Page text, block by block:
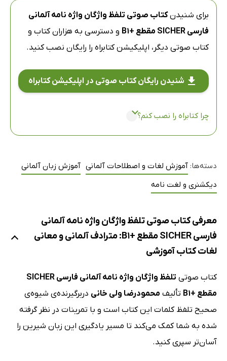
برای شنیدنکتاب صوتی تلفظ واژگان واژه‌ نامه‌ آلمانی
فارسی SICHER مقطع +B1
و دسترسی به هزاران کتاب و
کتاب صوتی دیگر، اپلیکیشن کتابراه را رایگان نصب کنید.
شنیدن رایگان کتاب صوتی در اپلیکیشن کتابراه
چرا کتابراه را نصب کنم؟
دسته‌ها: آموزش لغات و اصطلاحات آلمانی آموزش زبان آلمانی
دیکشنری و لغت نامه
معرفی کتاب صوتی تلفظ واژگان واژه‌ نامه‌ آلمانی
فارسی SICHER مقطع +B1: مترادف آلمانی و معانی
لغات کتاب آموزشی
کتاب صوتی
تلفظ واژگان واژه‌ نامه‌ آلمانی فارسی SICHER
مقطع +B1
تألیف محمودرضا ولی‌ خانی دربرگیرنده‌ی شیوه‌ی
صحیح تلفظ کلمات این کتاب است و با تمرینات در نظر گرفته
شده به شما کمک می‌کند تا مسیر یادگیری این زبان شیرین را
آسان‌تر سپری کنید.